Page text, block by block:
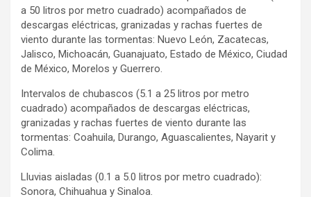
a 50 litros por metro cuadrado) acompañados de
descargas eléctricas, granizadas y rachas fuertes de
viento durante las tormentas: Nuevo León, Zacatecas,
Jalisco, Michoacán, Guanajuato, Estado de México, Ciudad
de México, Morelos y Guerrero.
Intervalos de chubascos (5.1 a 25 litros por metro
cuadrado) acompañados de descargas eléctricas,
granizadas y rachas fuertes de viento durante las
tormentas: Coahuila, Durango, Aguascalientes, Nayarit y
Colima.
Lluvias aisladas (0.1 a 5.0 litros por metro cuadrado):
Sonora, Chihuahua y Sinaloa.